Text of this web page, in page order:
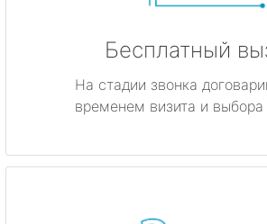
Бесплатный
На стадии звонка
временем визита и